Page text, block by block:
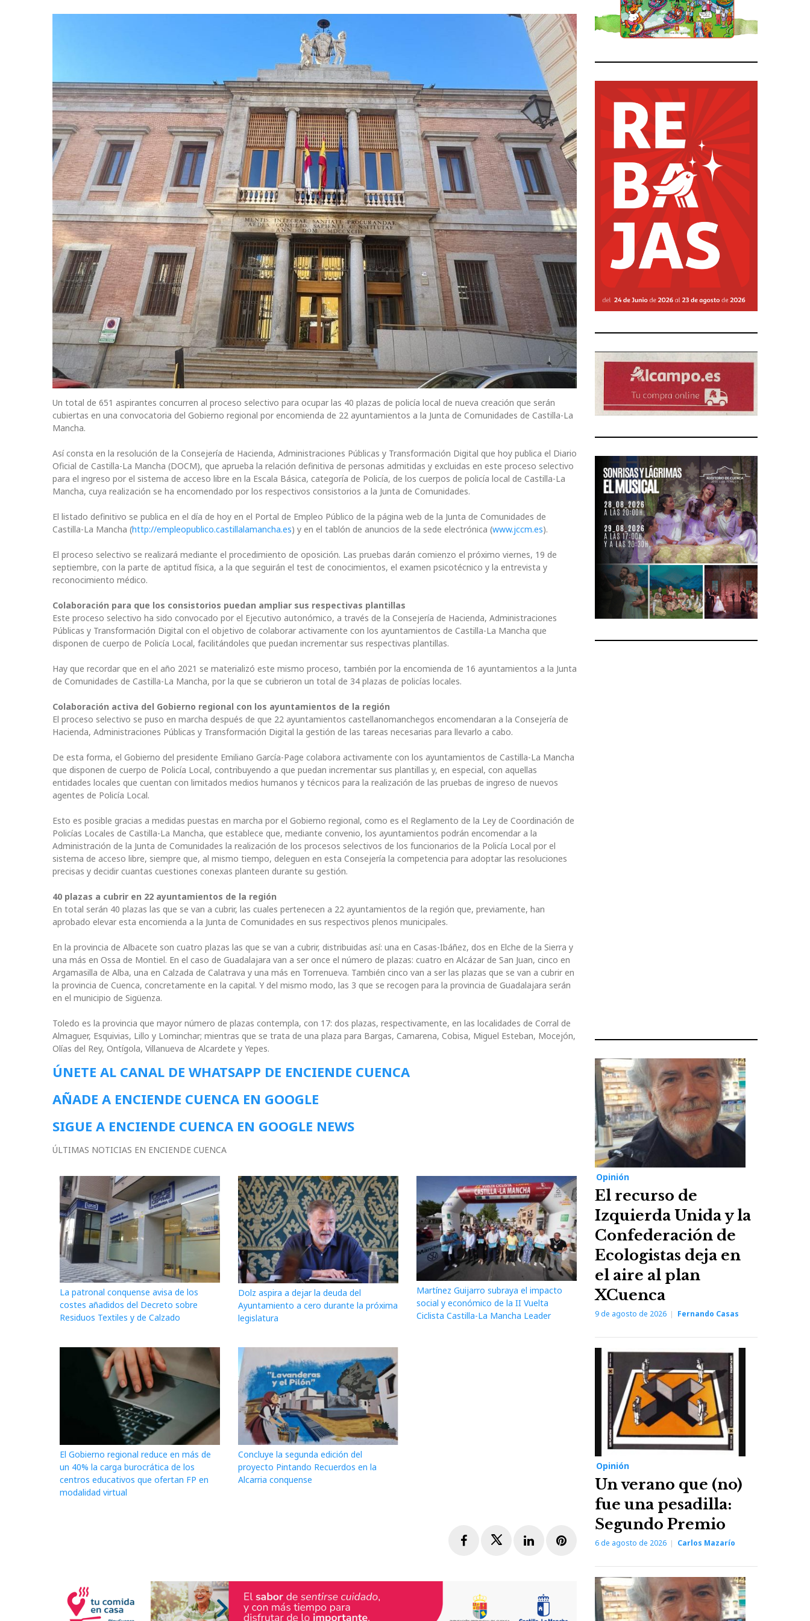
Un total de 651 aspirantes concurren al proceso selectivo para ocupar las 40 plazas de policía local de nueva creación que serán
cubiertas en una convocatoria del Gobierno regional por encomienda de 22 ayuntamientos a la Junta de Comunidades de Castilla-La
Mancha.
Así consta en la resolución de la Consejería de Hacienda, Administraciones Públicas y Transformación Digital que hoy publica el Diario
Oficial de Castilla-La Mancha (DOCM), que aprueba la relación definitiva de personas admitidas y excluidas en este proceso selectivo
para el ingreso por el sistema de acceso libre en la Escala Básica, categoría de Policía, de los cuerpos de policía local de Castilla-La
Mancha, cuya realización se ha encomendado por los respectivos consistorios a la Junta de Comunidades.
El listado definitivo se publica en el día de hoy en el Portal de Empleo Público de la página web de la Junta de Comunidades de
Castilla-La Mancha (http://empleopublico.castillalamancha.es) y en el tablón de anuncios de la sede electrónica (www.jccm.es).
El proceso selectivo se realizará mediante el procedimiento de oposición. Las pruebas darán comienzo el próximo viernes, 19 de
septiembre, con la parte de aptitud física, a la que seguirán el test de conocimientos, el examen psicotécnico y la entrevista y
reconocimiento médico.
Colaboración para que los consistorios puedan ampliar sus respectivas plantillas
Este proceso selectivo ha sido convocado por el Ejecutivo autonómico, a través de la Consejería de Hacienda, Administraciones
Públicas y Transformación Digital con el objetivo de colaborar activamente con los ayuntamientos de Castilla-La Mancha que
disponen de cuerpo de Policía Local, facilitándoles que puedan incrementar sus respectivas plantillas.
Hay que recordar que en el año 2021 se materializó este mismo proceso, también por la encomienda de 16 ayuntamientos a la Junta
de Comunidades de Castilla-La Mancha, por la que se cubrieron un total de 34 plazas de policías locales.
Colaboración activa del Gobierno regional con los ayuntamientos de la región
El proceso selectivo se puso en marcha después de que 22 ayuntamientos castellanomanchegos encomendaran a la Consejería de
Hacienda, Administraciones Públicas y Transformación Digital la gestión de las tareas necesarias para llevarlo a cabo.
De esta forma, el Gobierno del presidente Emiliano García-Page colabora activamente con los ayuntamientos de Castilla-La Mancha
que disponen de cuerpo de Policía Local, contribuyendo a que puedan incrementar sus plantillas y, en especial, con aquellas
entidades locales que cuentan con limitados medios humanos y técnicos para la realización de las pruebas de ingreso de nuevos
agentes de Policía Local.
Esto es posible gracias a medidas puestas en marcha por el Gobierno regional, como es el Reglamento de la Ley de Coordinación de
Policías Locales de Castilla-La Mancha, que establece que, mediante convenio, los ayuntamientos podrán encomendar a la
Administración de la Junta de Comunidades la realización de los procesos selectivos de los funcionarios de la Policía Local por el
sistema de acceso libre, siempre que, al mismo tiempo, deleguen en esta Consejería la competencia para adoptar las resoluciones
precisas y decidir cuantas cuestiones conexas planteen durante su gestión.
40 plazas a cubrir en 22 ayuntamientos de la región
En total serán 40 plazas las que se van a cubrir, las cuales pertenecen a 22 ayuntamientos de la región que, previamente, han
aprobado elevar esta encomienda a la Junta de Comunidades en sus respectivos plenos municipales.
En la provincia de Albacete son cuatro plazas las que se van a cubrir, distribuidas así: una en Casas-Ibáñez, dos en Elche de la Sierra y
una más en Ossa de Montiel. En el caso de Guadalajara van a ser once el número de plazas: cuatro en Alcázar de San Juan, cinco en
Argamasilla de Alba, una en Calzada de Calatrava y una más en Torrenueva. También cinco van a ser las plazas que se van a cubrir en
la provincia de Cuenca, concretamente en la capital. Y del mismo modo, las 3 que se recogen para la provincia de Guadalajara serán
en el municipio de Sigüenza.
Toledo es la provincia que mayor número de plazas contempla, con 17: dos plazas, respectivamente, en las localidades de Corral de
Almaguer, Esquivias, Lillo y Lominchar; mientras que se trata de una plaza para Bargas, Camarena, Cobisa, Miguel Esteban, Mocejón,
Olías del Rey, Ontígola, Villanueva de Alcardete y Yepes.
ÚNETE AL CANAL DE WHATSAPP DE ENCIENDE CUENCA
AÑADE A ENCIENDE CUENCA EN GOOGLE
SIGUE A ENCIENDE CUENCA EN GOOGLE NEWS
ÚLTIMAS NOTICIAS EN ENCIENDE CUENCA
La patronal conquense avisa de los
costes añadidos del Decreto sobre
Residuos Textiles y de Calzado
Dolz aspira a dejar la deuda del
Ayuntamiento a cero durante la próxima
legislatura
Martínez Guijarro subraya el impacto
social y económico de la II Vuelta
Ciclista Castilla-La Mancha Leader
El Gobierno regional reduce en más de
un 40% la carga burocrática de los
centros educativos que ofertan FP en
modalidad virtual
Concluye la segunda edición del
proyecto Pintando Recuerdos en la
Alcarria conquense
FacebookTwitterLinkedInPinterest
Opinión
El recurso de
Izquierda Unida y la
Confederación de
Ecologistas deja en
el aire al plan
XCuenca
9 de agosto de 2026 Fernando Casas
Opinión
Un verano que (no)
fue una pesadilla:
Segundo Premio
6 de agosto de 2026 Carlos Mazarío